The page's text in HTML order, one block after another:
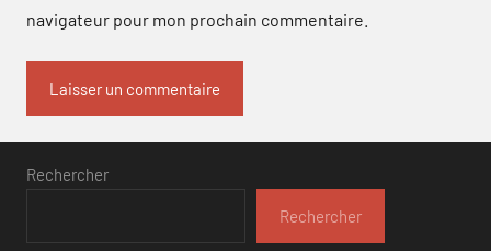
navigateur pour mon prochain commentaire.
Rechercher
Rechercher